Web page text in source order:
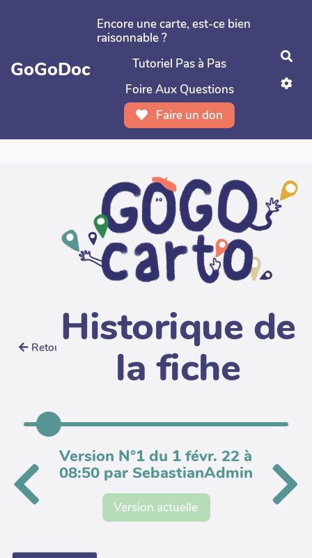
Aller au contenu principal
GoGoDoc
Encore une carte, est-ce bien
raisonnable ?
Tutoriel Pas à Pas
Foire Aux Questions
Faire un don
Retour Historique de
la fiche
Version N°1 du 1 févr. 22 à
08:50 par SebastianAdmin
Version actuelle